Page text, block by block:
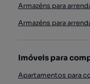
Armazéns para
Armazéns para
Imóveis para
Apartamentos para